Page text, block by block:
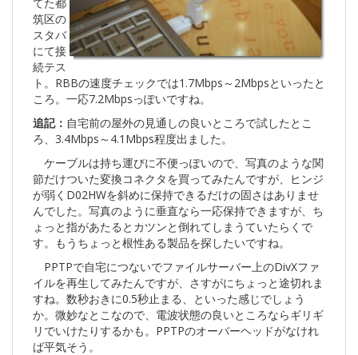
筑区の
スタバ
にて接
続テス
ト。RBBの速度チェックでは1.7Mbps～2Mbpsといったと
ころ。一応7.2Mbpsっぽいですね。
追記： 自宅前の屋外の見通しの良いところで試したとこ
ろ、3.4Mbps～4.1Mbps程度出ました。
ケーブルは持ち運びに不便っぽいので、写真のような関
節だけついた変換コネクタを買ってみたんですが、ヒンジ
が弱くD02HWを斜めに保持できるだけの固さはありませ
んでした。写真のように垂直なら一応保持できますが、ち
ょっと指があたるとカツンと倒れてしまうていたらくで
す。もうちょっと根性ある製品を探したいですね。
PPTPで自宅につないでファイルサーバー上のDivXファ
イルを再生してみたんですが、さすがにちょっと途切れま
すね。数秒おきに0.5秒止まる、といった感じでしょう
か。微妙なとこなので、電波状態の良いところならギリギ
リでいけたりするかも。PPTPのオーバーヘッドがなけれ
ば平気そう。